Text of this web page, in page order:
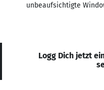
unbeaufsichtigte
Logg Dich jetzt